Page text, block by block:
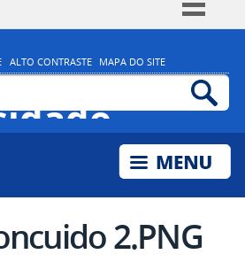
Comunica BR
Legislação
ALTO CONTRASTE MAPA DO SITE
do Vale do
2.PNG